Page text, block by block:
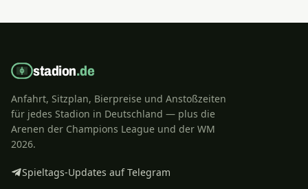
stadion.de
Anfahrt, Sitzplan, Bierpreise und Anstoßzeiten
für jedes Stadion in Deutschland — plus die
Arenen der Champions League und der WM
2026.
Spieltags-Updates auf Telegram